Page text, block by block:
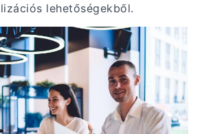
lehetőségekből.